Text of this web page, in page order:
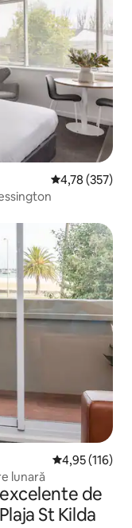
Scor mediu de
4,78 (357)
Scor mediu
4,95 (116)
lunară
de
St Kilda